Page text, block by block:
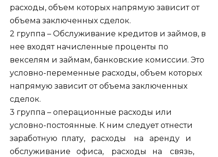
расходы, объем которых напрямую зависит от
объема заключенных сделок.
2 группа – Обслуживание кредитов и займов, в
нее входят начисленные проценты по
векселям и займам, банковские комиссии. Это
условно-переменные расходы, объем которых
напрямую зависит от объема заключенных
сделок.
3 группа – операционные расходы или
условно-постоянные. К ним следует отнести
заработную плату, расходы на аренду и
обслуживание офиса, расходы на связь,